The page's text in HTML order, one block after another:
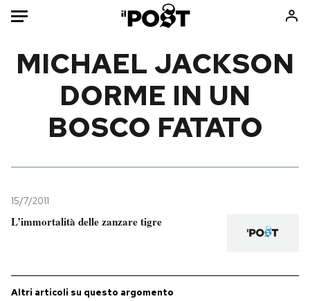
Italia
Mondo
Internet
Scienza
Sport
Moda
Libri
Mondiali calcio 2026
MICHAEL JACKSON
DORME IN UN
BOSCO FATATO
15/7/2011
L’immortalità delle zanzare tigre
Altri articoli su questo argomento